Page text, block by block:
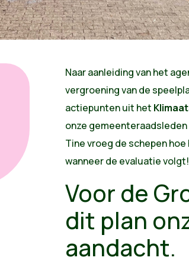
Naar aanleiding van het
vergroening van de
actiepunten uit het
onze
Tine vroeg de schepen
wanneer de evaluatie volgt!
Voor de
dit plan
aandacht.